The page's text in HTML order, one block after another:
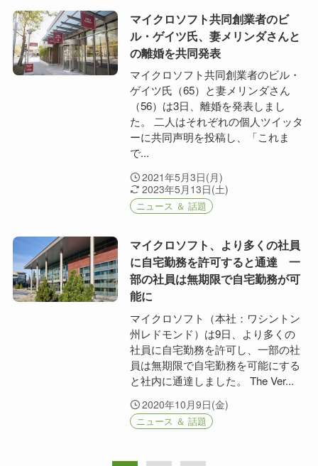
マイクロソフト共同創業者のビ
ル・ゲイツ氏、妻メリンダさんと
の離婚を共同発表
マイクロソフト共同創業者のビル・
ゲイツ氏（65）と妻メリンダさん
（56）は3日、離婚を発表しまし
た。 二人はそれぞれの個人ツイッタ
ーに共同声明を投稿し、「これま
で...
2021年5月3日(月)
2023年5月13日(土)
ニュース ＆ 話題
マイクロソフト、より多くの社員
に自宅勤務を許可すると通達 一
部の社員は無期限で自宅勤務が可
能に
マイクロソフト（本社：ワシントン
州レドモンド）は9日、より多くの
社員に自宅勤務を許可し、一部の社
員は無期限で自宅勤務を可能にする
と社内に通達しました。 The Ver...
2020年10月9日(金)
ニュース ＆ 話題